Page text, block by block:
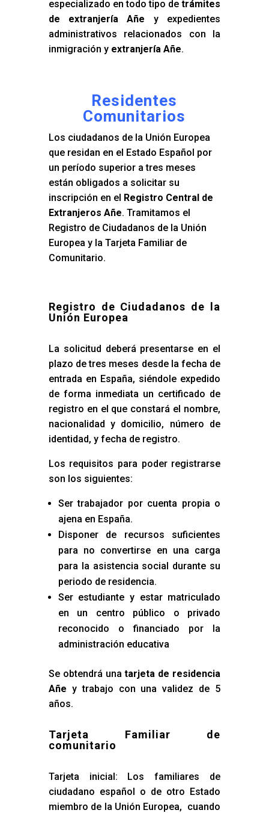
especializado en todo tipo detrámites
de extranjería Añe y expedientes
administrativos relacionados con la
inmigración y extranjería Añe.
Residentes
Comunitarios
Los ciudadanos de la Unión Europea
que residan en el Estado Español por
un período superior a tres meses
están obligados a solicitar su
inscripción en el Registro Central de
Extranjeros Añe. Tramitamos el
Registro de Ciudadanos de la Unión
Europea y la Tarjeta Familiar de
Comunitario.
Registro de Ciudadanos de la
Unión Europea
La solicitud deberá presentarse en el
plazo de tres meses desde la fecha de
entrada en España, siéndole expedido
de forma inmediata un certificado de
registro en el que constará el nombre,
nacionalidad y domicilio, número de
identidad, y fecha de registro.
Los requisitos para poder registrarse
son los siguientes:
Ser trabajador por cuenta propia o
ajena en España.
Disponer de recursos suficientes
para no convertirse en una carga
para la asistencia social durante su
periodo de residencia.
Ser estudiante y estar matriculado
en un centro público o privado
reconocido o financiado por la
administración educativa
Se obtendrá unatarjeta de residencia
Añe y trabajo con una validez de 5
años.
Tarjeta Familiar de
comunitario
Tarjeta inicial: Los familiares de
ciudadano español o de otro Estado
miembro de la Unión Europea, cuando